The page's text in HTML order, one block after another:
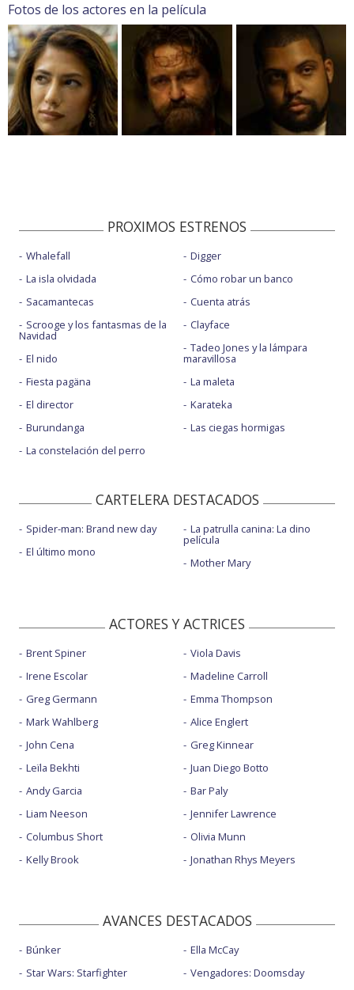
Fotos de los actores en la película
PROXIMOS ESTRENOS
Whalefall
La isla olvidada
Sacamantecas
Scrooge y los fantasmas de la
Navidad
El nido
Fiesta pagäna
El director
Burundanga
La constelación del perro
Digger
Cómo robar un banco
Cuenta atrás
Clayface
Tadeo Jones y la lámpara
maravillosa
La maleta
Karateka
Las ciegas hormigas
CARTELERA DESTACADOS
Spider-man: Brand new day
El último mono
La patrulla canina: La dino
película
Mother Mary
ACTORES Y ACTRICES
Brent Spiner
Irene Escolar
Greg Germann
Mark Wahlberg
John Cena
Leïla Bekhti
Andy Garcia
Liam Neeson
Columbus Short
Kelly Brook
Viola Davis
Madeline Carroll
Emma Thompson
Alice Englert
Greg Kinnear
Juan Diego Botto
Bar Paly
Jennifer Lawrence
Olivia Munn
Jonathan Rhys Meyers
AVANCES DESTACADOS
Búnker
Star Wars: Starfighter
Ella McCay
Vengadores: Doomsday